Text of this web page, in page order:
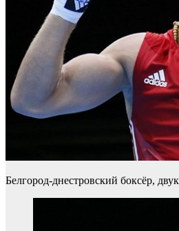
Белгород-днестровский боксёр,